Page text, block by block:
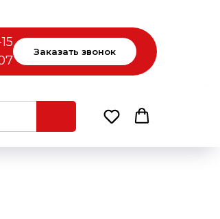
Заказать звонок